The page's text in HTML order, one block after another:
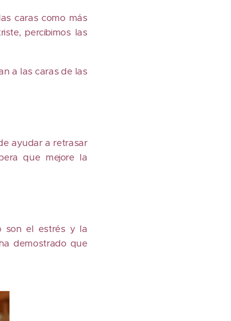
caras como más
percibimos las
a las caras de las
ayudar a retrasar
que mejore la
son el estrés y la
demostrado que